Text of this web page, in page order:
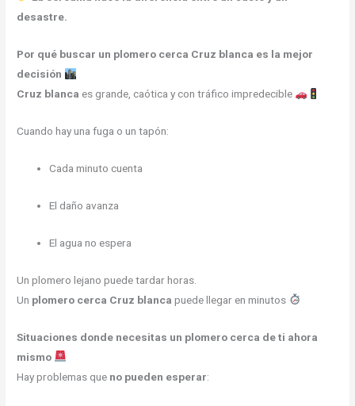
desastre.
Por qué buscar un plomero cerca Cruz blanca es la mejor
decisión
Cruz blanca es grande, caótica y con tráfico impredecible
Cuando hay una fuga o un tapón:
Cada minuto cuenta
El daño avanza
El agua no espera
Un plomero lejano puede tardar horas.
Un plomero cerca Cruz blanca puede llegar en minutos
Situaciones donde necesitas un plomero cerca de ti ahora
mismo
Hay problemas que no pueden esperar: